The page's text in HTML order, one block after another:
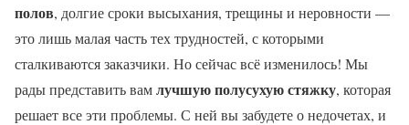
полов, долгие сроки высыхания, трещины и неровности —
это лишь малая часть тех трудностей, с которыми
сталкиваются заказчики. Но сейчас всё изменилось! Мы
рады представить вамлучшую полусухую стяжку, которая
решает все эти проблемы. С ней вы забудете о недочетах, и